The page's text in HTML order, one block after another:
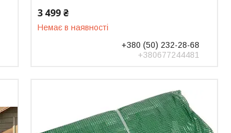
3 499 ₴
Немає в наявності
+380 (50) 232-28-68
+380677244481